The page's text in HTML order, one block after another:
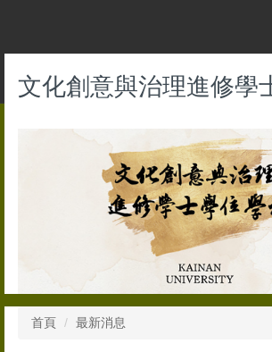
文化創意與治理進修學
首頁 最新消息